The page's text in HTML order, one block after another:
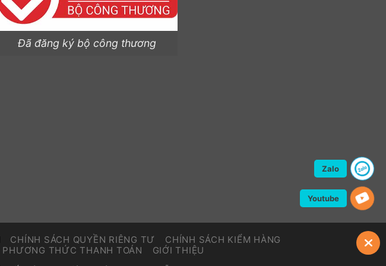
Đã đăng ký bộ công thương
CHÍNH SÁCH QUYỀN RIÊNG TƯ
CHÍNH SÁCH KIỂM HÀNG
PHƯƠNG THỨC THANH TOÁN GIỚI THIỆU
Zalo
Youtube